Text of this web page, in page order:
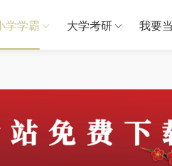
学学霸 大学考研 我要